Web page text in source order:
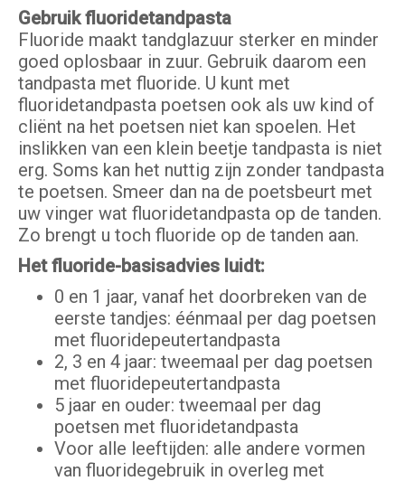
Gebruik fluoridetandpasta
Fluoride maakt tandglazuur sterker en minder
goed oplosbaar in zuur. Gebruik daarom een
tandpasta met fluoride. U kunt met
fluoridetandpasta poetsen ook als uw kind of
cliënt na het poetsen niet kan spoelen. Het
inslikken van een klein beetje tandpasta is niet
erg. Soms kan het nuttig zijn zonder tandpasta
te poetsen. Smeer dan na de poetsbeurt met
uw vinger wat fluoridetandpasta op de tanden.
Zo brengt u toch fluoride op de tanden aan.
Het fluoride-basisadvies luidt:
0 en 1 jaar, vanaf het doorbreken van de
eerste tandjes: éénmaal per dag poetsen
met fluoridepeutertandpasta
2, 3 en 4 jaar: tweemaal per dag poetsen
met fluoridepeutertandpasta
5 jaar en ouder: tweemaal per dag
poetsen met fluoridetandpasta
Voor alle leeftijden: alle andere vormen
van fluoridegebruik in overleg met